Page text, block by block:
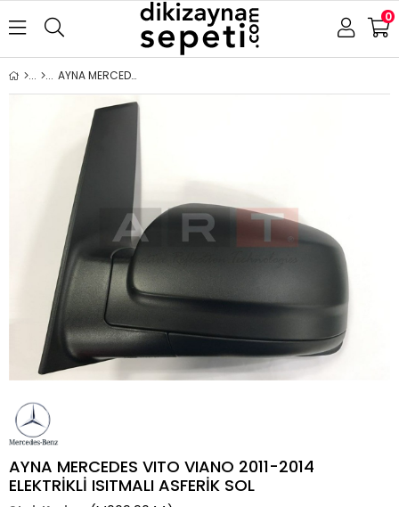
0
AYNA MERCEDES VITO VIANO 2011-2014 ELEKTRİKLİ ISITMALI ASFERİK SOL
AYNA MERCEDES VITO VIANO 2011-2014
ELEKTRİKLİ ISITMALI ASFERİK SOL